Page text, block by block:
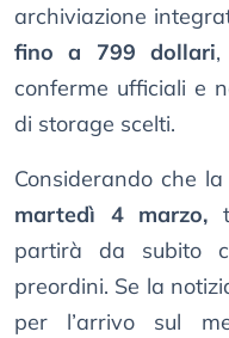
archiviazione
fino a 799 dollari,
conferme ufficiali e
di storage scelti.
Considerando che
martedì 4 marzo,
partirà da subito
preordini. Se la
per l’arrivo sul